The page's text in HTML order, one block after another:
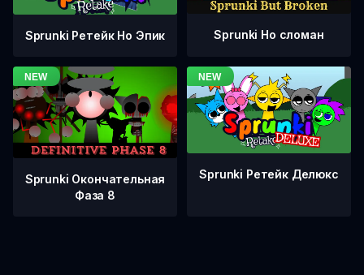
Sprunki Ретейк Но Эпик Sprunki Но сломан
Sprunki Окончательная
Фаза 8
Sprunki Ретейк Делюкс